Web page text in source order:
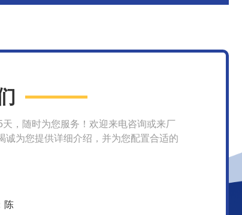
天，随时为您服务！欢迎来电咨询或来厂
诚为您提供详细介绍，并为您配置合适的
陈